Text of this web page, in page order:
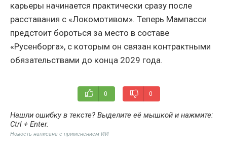
карьеры начинается практически сразу после
расставания с «Локомотивом». Теперь Мампасси
предстоит бороться за место в составе
«Русенборга», с которым он связан контрактными
обязательствами до конца 2029 года.
0 0
Нашли ошибку в тексте? Выделите её мышкой и нажмите:
Ctrl + Enter.
Новость написана с применением ИИ